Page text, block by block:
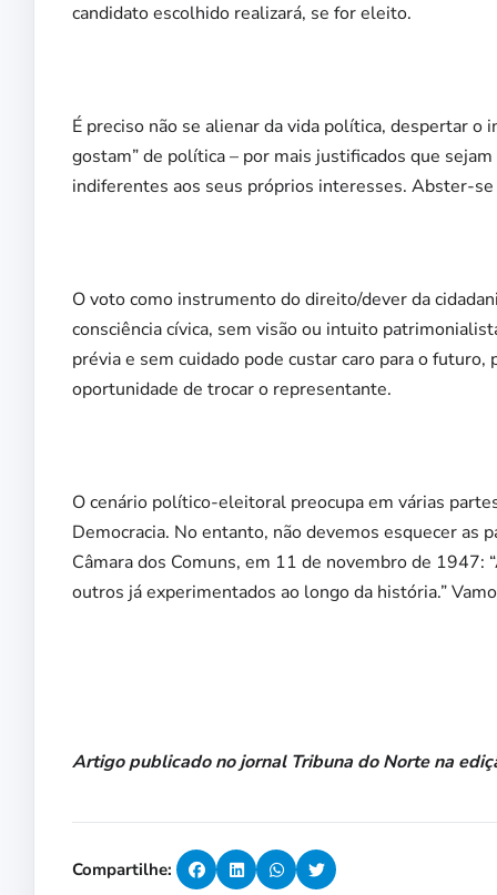
candidato escolhido realizará, se for eleito.
É preciso não se alienar da vida política, despertar
gostam” de política – por mais justificados que
indiferentes aos seus próprios interesses. Abster-
O voto como instrumento do direito/dever da
consciência cívica, sem visão ou intuito
prévia e sem cuidado pode custar caro para o
oportunidade de trocar o representante.
O cenário político-eleitoral preocupa em várias
Democracia. No entanto, não devemos esquecer
Câmara dos Comuns, em 11 de novembro de 1947:
outros já experimentados ao longo da história.”
Artigo publicado no jornal Tribuna do Norte na
Compartilhe: